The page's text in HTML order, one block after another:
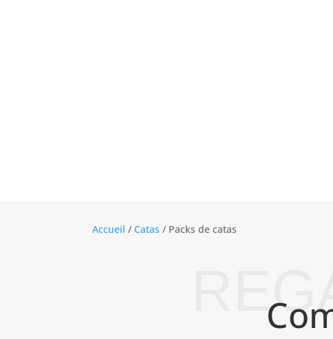
Accueil /Catas / Packs de catas